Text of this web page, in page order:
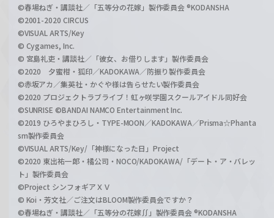
©春場ねぎ・講談社／「五等分の花嫁」製作委員会 ®KODANSHA
©2001-2020 CIRCUS
©VISUAL ARTS/Key
© Cygames, Inc.
© 宮島礼吏・講談社／「彼女、お借りします」製作委員会
©2020 夕蜜柑・狐印／KADOKAWA／防振り製作委員会
©赤坂アカ／集英社・かぐや様は告らせたい製作委員会
©2020 プロジェクトラブライブ！虹ヶ咲学園スクールアイドル同好会
©SUNRISE ©BANDAI NAMCO Entertainment Inc.
©2019 ひろやまひろし・TYPE-MOON／KADOKAWA／Prisma☆Phanta
sm製作委員会
©VISUAL ARTS/Key/「神様になった日」Project
©2020 東出祐一郎・橘公司・NOCO/KADOKAWA/「デート・ア・バレッ
ト」製作委員会
©Project シンフォギアＸＶ
© Koi・芳文社／ご注文はBLOOM製作委員会ですか？
©春場ねぎ・講談社／「五等分の花嫁∬」製作委員会 ®KODANSHA